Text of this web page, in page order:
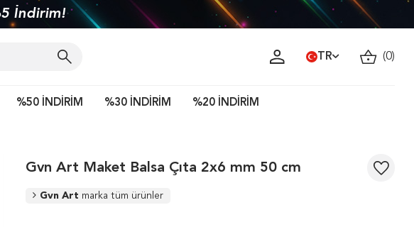
kargo bedava!
TR (0)
%50 İNDİRİM %30 İNDİRİM %20 İNDİRİM
Gvn Art Maket Balsa Çıta 2x6 mm 50 cm
Gvn Art marka tüm ürünler